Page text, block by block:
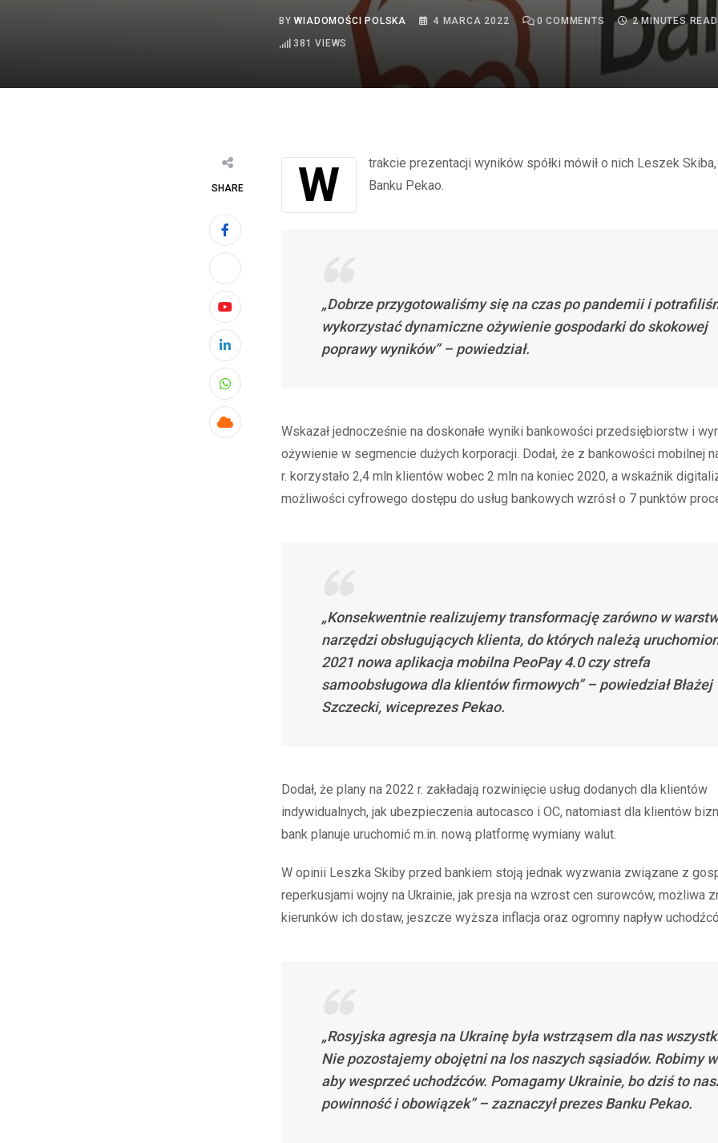
BYWIADOMOŚCI POLSKA 4 MARCA 2022 0 COMMENTS
2 MINUTES READ
381 VIEWS
SHARE
Youtube
LinkedIn
Whatsapp
Cloud
W trakcie prezentacji wyników spółki mówił o nich Leszek Skiba, prezes Banku Pekao.
„Dobrze przygotowaliśmy się na czas po pandemii i
wykorzystać dynamiczne ożywienie gospodarki do skokowej
poprawy wyników” – powiedział.
Wskazał jednocześnie na doskonałe wyniki bankowości przedsiębiorstw i
ożywienie w segmencie dużych korporacji. Dodał, że z bankowości mobilnej
r. korzystało 2,4 mln klientów wobec 2 mln na koniec 2020, a wskaźnik
możliwości cyfrowego dostępu do usług bankowych wzrósł o 7 punktów
„Konsekwentnie realizujemy transformację zarówno w
narzędzi obsługujących klienta, do których należą
2021 nowa aplikacja mobilna PeoPay 4.0 czy strefa
samoobsługowa dla klientów firmowych” – powiedział Błażej
Szczecki, wiceprezes Pekao.
Dodał, że plany na 2022 r. zakładają rozwinięcie usług dodanych dla klientów
indywidualnych, jak ubezpieczenia autocasco i OC, natomiast dla klientów
bank planuje uruchomić m.in. nową platformę wymiany walut.
W opinii Leszka Skiby przed bankiem stoją jednak wyzwania związane z
reperkusjami wojny na Ukrainie, jak presja na wzrost cen surowców, możliwa
kierunków ich dostaw, jeszcze wyższa inflacja oraz ogromny napływ
„Rosyjska agresja na Ukrainę była wstrząsem dla nas
Nie pozostajemy obojętni na los naszych sąsiadów. Robimy
aby wesprzeć uchodźców. Pomagamy Ukrainie, bo dziś to
powinność i obowiązek” – zaznaczył prezes Banku Pekao.